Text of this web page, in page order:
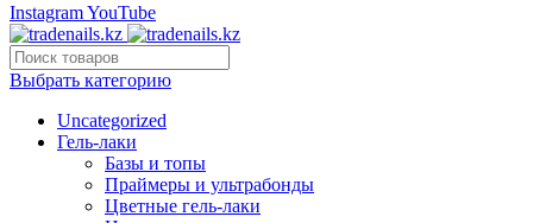
InstagramYouTube
Выбрать категорию
Uncategorized
Гель-лаки
Базы и топы
Праймеры и ультрабонды
Цветные гель-лаки